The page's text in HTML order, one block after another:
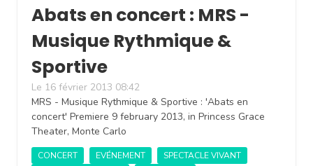
Abats en concert : MRS -
Musique Rythmique &
Sportive
Le 16 février 2013 08:42
MRS - Musique Rythmique & Sportive : 'Abats en
concert' Premiere 9 february 2013, in Princess Grace
Theater, Monte Carlo
CONCERT EVÉNEMENT
SPECTACLE VIVANT